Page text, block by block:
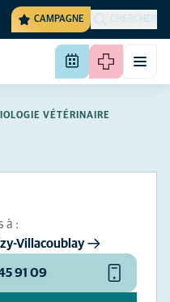
CAMPAGNE CHERCHER
VÉTÉRINAIRE
à :
Villacoublay
91 09